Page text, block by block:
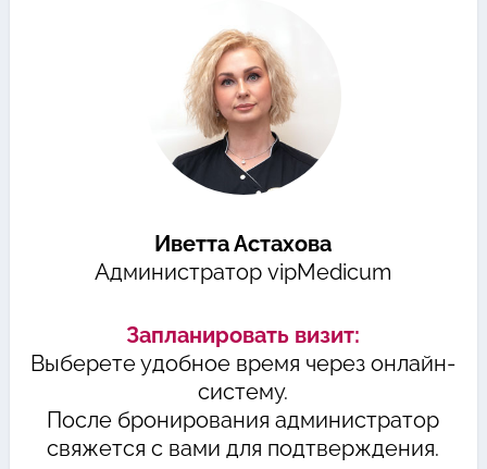
Иветта Астахова
Администратор vipMedicum
Запланировать визит:
Выберете удобное время через онлайн-
систему.
После бронирования администратор
свяжется с вами для подтверждения.